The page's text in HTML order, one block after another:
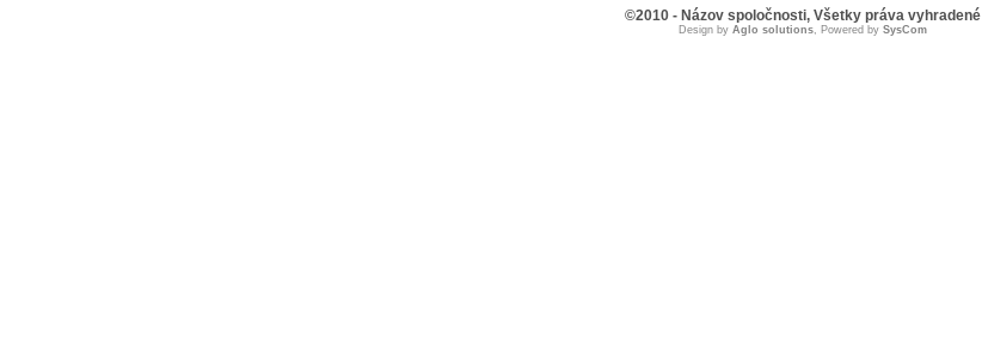
©2010 - Názov spoločnosti, Všetky práva vyhradené
Design by Aglo solutions, Powered by SysCom